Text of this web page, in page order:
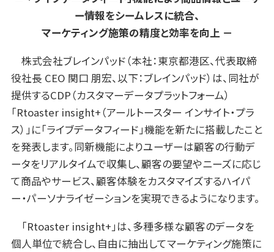
ー情報をシームレスに統合、
マーケティング施策の精度と効率を向上 －
株式会社ブレインパッド（本社：東京都港区、代表取締
役社長 CEO 関口 朋宏、以下：ブレインパッド）は、同社が
提供するCDP（カスタマーデータプラットフォーム）
「Rtoaster insight+（アールトースター インサイト・プラ
ス）」に「ライブデータフィード」機能を新たに搭載したこと
を発表します。同新機能によりユーザーは顧客の行動デ
ータをリアルタイムで収集し、顧客の要望やニーズに応じ
て商品やサービス、顧客体験をカスタマイズするハイパ
ー・パーソナライゼーションを実現できるようになります。
「Rtoaster insight+」は、多種多様な顧客のデータを
個人単位で統合し、自由に抽出してマーケティング施策に